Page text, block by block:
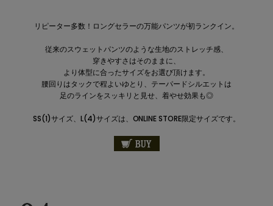
リピーター多数！ロングセラーの万能パンツが初ランクイン。
従来のスウェットパンツのような生地のストレッチ感、
穿きやすさはそのままに、
より体型に合ったサイズをお選び頂けます。
腰回りはタックで程よいゆとり、テーパードシルエットは
足のラインをスッキリと見せ、着やせ効果も◎
SS(1)サイズ、L(4)サイズは、ONLINE STORE限定サイズです。